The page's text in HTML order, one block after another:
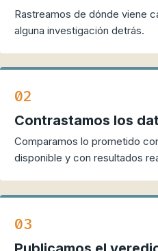
Rastreamos de dónde viene
alguna investigación detrás.
02
Contrastamos los
Comparamos lo prometido
disponible y con resultados
03